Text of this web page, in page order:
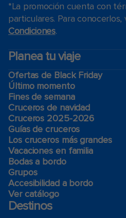
*La promoción cuenta con
particulares. Para conocerlos,
Condiciones.
Planea tu viaje
Ofertas de Black Friday
Último momento
Fines de semana
Cruceros de navidad
Cruceros 2025-2026
Guías de cruceros
Los cruceros más grandes
Vacaciones en familia
Bodas a bordo
Grupos
Accesibilidad a bordo
Ver catálogo
Destinos